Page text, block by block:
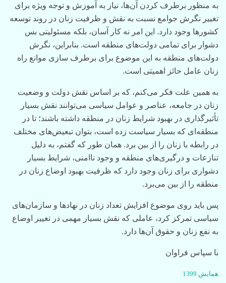
به منظور برطرف کردن‌ آ‌ن‌ها، نیاز به آموزش و توجه ویژه برای
تغییر نگرش جوامع نسبت به نقش و ظرفیت زنان در روند توسعه
کشورها وجود دارد. این امر نه کار آسان، بلکه مسئولیتی بس
دشوار برای تمامی دولت‌های منطقه است. بنابراین، نگرش
دولت‌های منطقه به این موضوع برای برطرف سازی موانع راه
زنان عامل حائز اهمیتی است.
به همین علت فکر می‌کنم، که بر اساس نقش دولت و وضعیت
زنان در جامعه، عناصر و عوامل سیاسی می‌توانند نقش بسیار
‌تأثیرگذاری در بهبود شرایط زنان در منطقه داشته باشند؛ تا در
منطقه‌ای که بسیار سیاست زده است، بتوان تبعیض‌های مختلف
در رابطه با زنان را از بین برد. همان طور که گفتم،‌ به دلیل
تنازعات و درگیری‌های منطقه و وجود ناامنی، شرایط بسیار
دشواری برای زنان وجود دارد که ظرفیت بهبود اوضاع زنان در
منطقه را از بین می‌برد.
پس باید روی موضوع افزایش تعداد زنان در نهادها و سازمان‌های
سیاسی تمرکز کرد، عاملی که نقش بسیار مهمی در تغییر اوضاع
به نفع زنان و حقوق‌ آ‌ن‌ها دارد.
با سپاس فراوان
C
همایش 1399